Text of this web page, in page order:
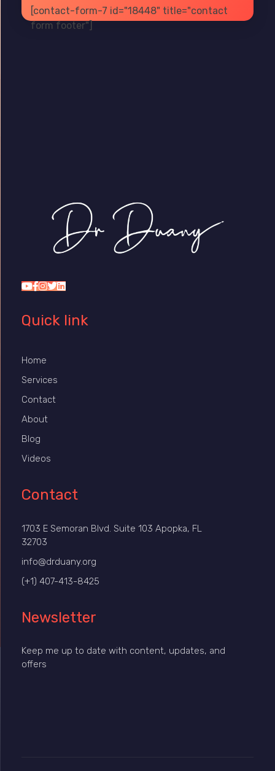
[contact-form-7 id="18448" title="contact
form footer"]
Quick link
Home
Services
Contact
About
Blog
Videos
Contact
1703 E Semoran Blvd. Suite 103 Apopka, FL
32703
info@drduany.org
(+1) 407-413-8425
Newsletter
Keep me up to date with content, updates, and
offers